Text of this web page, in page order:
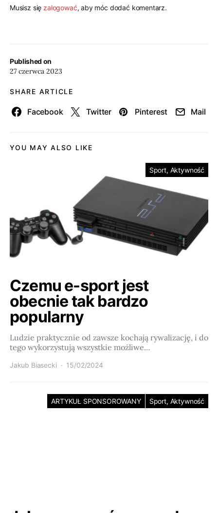
Published on
27 czerwca 2023
SHARE ARTICLE
Facebook Twitter Pinterest Mail
Musisz się zalogować, aby móc dodać komentarz.
YOU MAY ALSO LIKE
Sport, Aktywność
Czemu e-sport jest
obecnie tak bardzo
popularny
Ludzie praktycznie od zawsze kochają rywalizację, i do
tego wykorzystują wszystkie możliwe…
Jakub Biasecki 15/02/2024
ARTYKUŁ SPONSOROWANY Sport, Aktywność